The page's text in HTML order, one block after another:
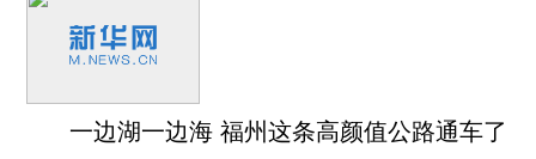
一边湖一边海 福州这条高颜值公路通车了